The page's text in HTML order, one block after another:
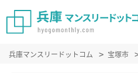
兵庫マンスリードットコム 宝塚市